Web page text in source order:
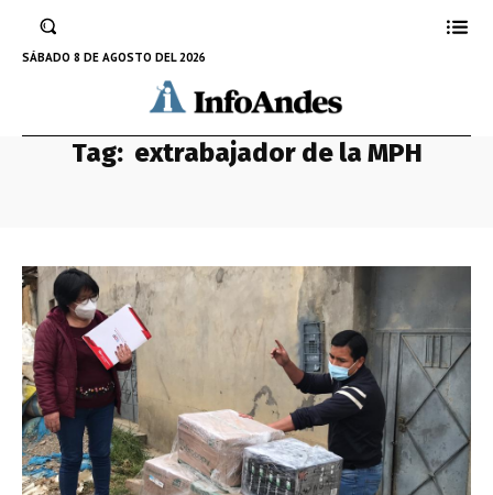
SÁBADO 8 DE AGOSTO DEL 2026
Tag: extrabajador de la MPH